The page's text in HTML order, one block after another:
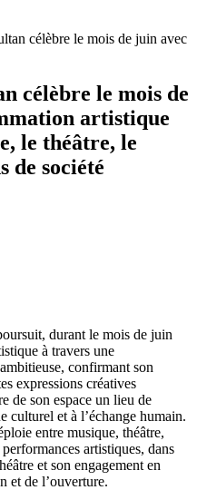
célèbre le mois de juin avec
célèbre le mois de
artistique
le théâtre, le
de société
durant le mois de juin
à travers une
confirmant son
expressions créatives
de son espace un lieu de
culturel et à l’échange humain.
entre musique, théâtre,
artistiques, dans
et son engagement en
et de l’ouverture.